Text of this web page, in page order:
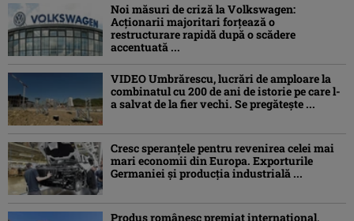
Noi măsuri de criză la Volkswagen:
Acționarii majoritari forțează o
restructurare rapidă după o scădere
accentuată ...
VIDEO Umbrărescu, lucrări de amploare la
combinatul cu 200 de ani de istorie pe care l-
a salvat de la fier vechi. Se pregătește ...
Cresc speranțele pentru revenirea celei mai
mari economii din Europa. Exporturile
Germaniei și producția industrială ...
Produs românesc premiat internațional,